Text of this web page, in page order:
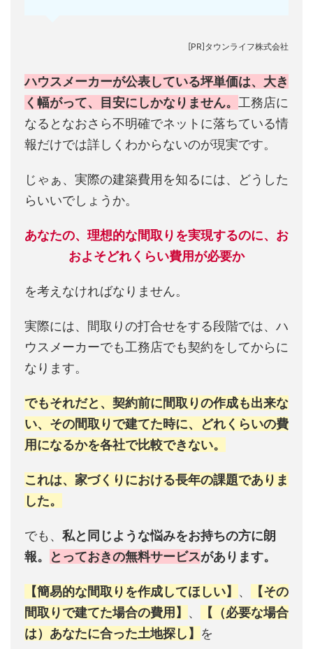
[PR]タウンライフ株式会社
ハウスメーカーが公表している坪単価は、大き
く幅がって、目安にしかなりません。 工務店に
なるとなおさら不明確でネットに落ちている情
報だけでは詳しくわからないのが現実です。
じゃぁ、実際の建築費用を知るには、どうした
らいいでしょうか。
あなたの、理想的な間取りを実現するのに、お
およそどれくらい費用が必要か
を考えなければなりません。
実際には、間取りの打合せをする段階では、ハ
ウスメーカーでも工務店でも契約をしてからに
なります。
でもそれだと、契約前に間取りの作成も出来な
い、その間取りで建てた時に、どれくらいの費
用になるかを各社で比較できない。
これは、家づくりにおける長年の課題でありま
した。
でも、 私と同じような悩みをお持ちの方に朗
報。
とっておきの無料サービスがあります。
【簡易的な間取りを作成してほしい】 、
【その
間取りで建てた場合の費用】 、
【（必要な場合
は）あなたに合った土地探し】 を